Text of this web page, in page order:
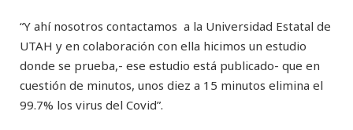
“Y ahí nosotros contactamos a la Universidad Estatal de
UTAH y en colaboración con ella hicimos un estudio
donde se prueba,- ese estudio está publicado- que en
cuestión de minutos, unos diez a 15 minutos elimina el
99.7% los virus del Covid”.